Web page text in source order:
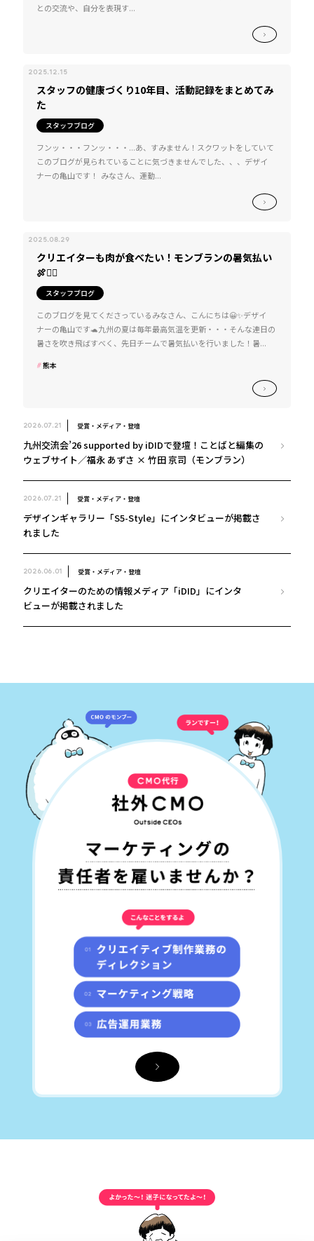
との交流や、自分を表現す...
2025.12.15
スタッフの健康づくり10年目、活動記録をまとめてみ
た
スタッフブログ
フンッ・・・フンッ・・・...あ、すみません！スクワットをしていて
このブログが見られていることに気づきませんでした、、、デザイ
ナーの亀山です！ みなさん、運動...
2025.08.29
クリエイターも肉が食べたい！モンブランの暑気払い
🍖❤️‍🔥
スタッフブログ
このブログを見てくださっているみなさん、こんにちは😀✨デザイ
ナーの亀山です🐢九州の夏は毎年最高気温を更新・・・そんな連日の
暑さを吹き飛ばすべく、先日チームで暑気払いを行いました！暑...
熊本
2026.07.21 受賞・メディア・登壇
九州交流会’26 supported by iDIDで登壇！ことばと編集の
ウェブサイト／福永 あずさ × 竹田 京司（モンブラン）
2026.07.21 受賞・メディア・登壇
デザインギャラリー「S5-Style」にインタビューが掲載さ
れました
2026.06.01 受賞・メディア・登壇
クリエイターのための情報メディア「iDID」にインタ
ビューが掲載されました